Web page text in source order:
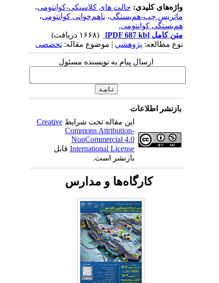
واژه‌های کلیدی:حالت های کلاسیکی-کوانتومی،
ماتریس چپ-هم‌بستگی،ناهم‌خوانی کوانتومی،
هم‌بستگی کوانتومی.
متن کامل[PDF 687 kb]
نوع مطالعه:پژوهشي| موضوع مقاله:تخصصی
ارسال پیام به نویسنده مسئول
بازنشر اطلاعات
این مقاله تحت شرایطCreative
Commons Attribution-
NonCommercial 4.0
International Licenseقابل
بازنشر است.
کارگاه‌ها و مدارس